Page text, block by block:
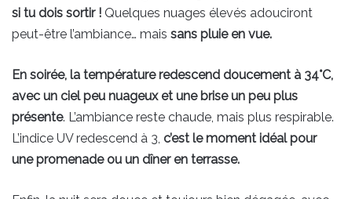
si tu dois sortir ! Quelques nuages élevés adouciront
peut-être l’ambiance… mais sans pluie en vue.
En soirée, la température redescend doucement à 34°C,
avec un ciel peu nuageux et une brise un peu plus
présente. L’ambiance reste chaude, mais plus respirable.
L’indice UV redescend à 3, c’est le moment idéal pour
une promenade ou un dîner en terrasse.